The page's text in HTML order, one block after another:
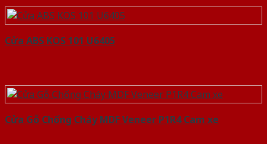
Cửa ABS KOS 101 U6405
Cửa Gỗ Chống Cháy MDF Veneer P1R4 Cam xe